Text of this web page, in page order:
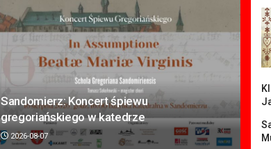
Sandomierz: Koncert śpiewu
gregoriańskiego w katedrze
2026-08-07